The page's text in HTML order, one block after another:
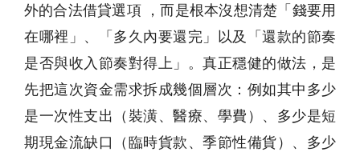
外的合法借貸選項 ，而是根本沒想清楚「錢要用
在哪裡」、「多久內要還完」以及「還款的節奏
是否與收入節奏對得上」。真正穩健的做法，是
先把這次資金需求拆成幾個層次：例如其中多少
是一次性支出（裝潢、醫療、學費）、多少是短
期現金流缺口（臨時貨款、季節性備貨）、多少